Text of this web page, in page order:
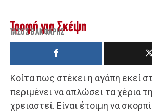
Τροφή για Σκέψη
ΤΆΣΟΣ ΒΑΚΦΆΡΗΣ
Κοίτα πως στέκει η αγάπη εκεί
περιμένει να απλώσει τα χέρια
χρειαστεί. Είναι έτοιμη να